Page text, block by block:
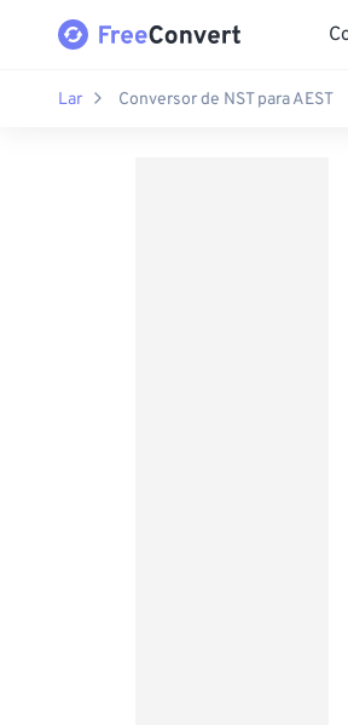
Lar Conversor de NST para AEST